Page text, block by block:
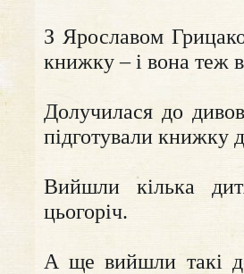
З Ярославом
книжку – і вона теж
Долучилася до
підготували книжку
Вийшли кілька
цьогоріч.
А ще вийшли такі